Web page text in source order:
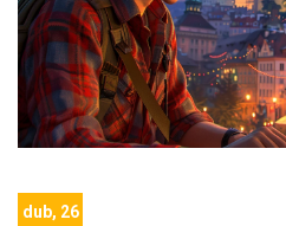
dub, 26